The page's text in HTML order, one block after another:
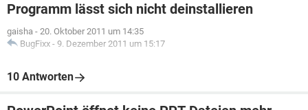
Programm lässt sich nicht deinstallieren
gaisha - 20. Oktober 2011 um 14:35
BugFixx - 9. Dezember 2011 um 15:17
10 Antworten